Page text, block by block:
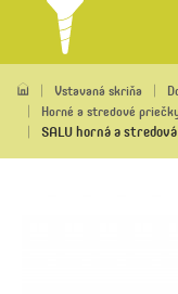
Vstavaná skriňa
Horné a stredové
SALU horná a